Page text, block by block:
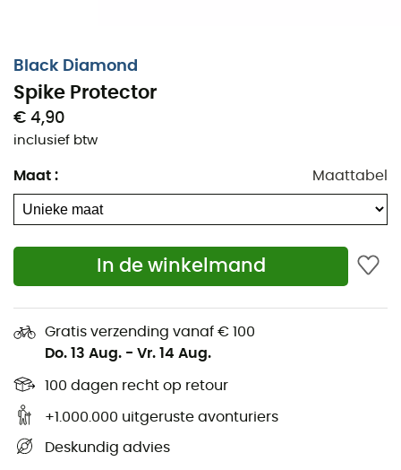
Black Diamond
Spike Protector
€ 4,90
inclusief btw
Maat : Maattabel
In de winkelmand
Gratis verzending vanaf € 100
Do. 13 Aug. - Vr. 14 Aug.
100 dagen recht op retour
+1.000.000 uitgeruste avonturiers
Deskundig advies
Kenmerken :
Materiaal: TPU (thermoplastisch polyurethaan)
transparant,